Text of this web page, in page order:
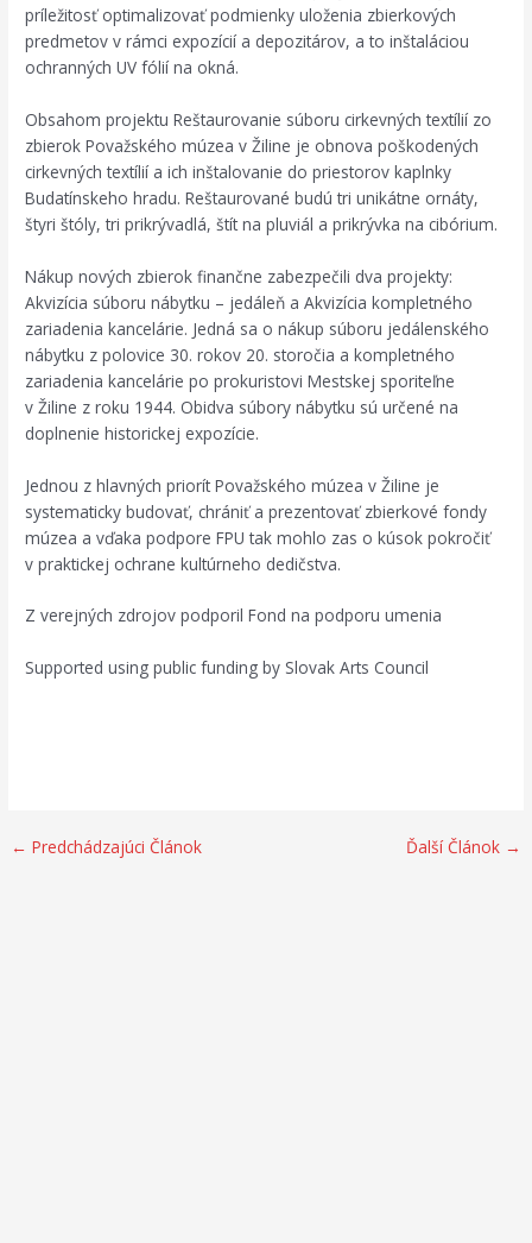
príležitosť optimalizovať podmienky uloženia zbierkových
predmetov v rámci expozícií a depozitárov, a to inštaláciou
ochranných UV fólií na okná.
Obsahom projektu Reštaurovanie súboru cirkevných textílií zo
zbierok Považského múzea v Žiline je obnova poškodených
cirkevných textílií a ich inštalovanie do priestorov kaplnky
Budatínskeho hradu. Reštaurované budú tri unikátne ornáty,
štyri štóly, tri prikrývadlá, štít na pluviál a prikrývka na cibórium.
Nákup nových zbierok finančne zabezpečili dva projekty:
Akvizícia súboru nábytku – jedáleň a Akvizícia kompletného
zariadenia kancelárie. Jedná sa o nákup súboru jedálenského
nábytku z polovice 30. rokov 20. storočia a kompletného
zariadenia kancelárie po prokuristovi Mestskej sporiteľne
v Žiline z roku 1944. Obidva súbory nábytku sú určené na
doplnenie historickej expozície.
Jednou z hlavných priorít Považského múzea v Žiline je
systematicky budovať, chrániť a prezentovať zbierkové fondy
múzea a vďaka podpore FPU tak mohlo zas o kúsok pokročiť
v praktickej ochrane kultúrneho dedičstva.
Z verejných zdrojov podporil Fond na podporu umenia
Supported using public funding by Slovak Arts Council
← Predchádzajúci Článok Ďalší Článok →